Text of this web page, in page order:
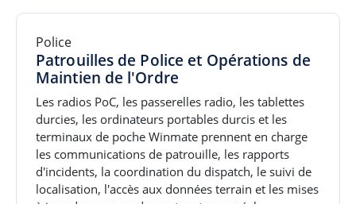
Police
Patrouilles de Police et Opérations de
Maintien de l'Ordre
Les radios PoC, les passerelles radio, les tablettes
durcies, les ordinateurs portables durcis et les
terminaux de poche Winmate prennent en charge
les communications de patrouille, les rapports
d'incidents, la coordination du dispatch, le suivi de
localisation, l'accès aux données terrain et les mises